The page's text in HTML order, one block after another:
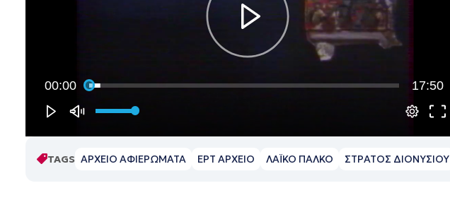
00:00 17:50
TAGS ΑΡΧΕΙΟ ΑΦΙΕΡΩΜΑΤΑ ΕΡΤ ΑΡΧΕΙΟ ΛΑΪΚΟ ΠΑΛΚΟ ΣΤΡΑΤΟΣ ΔΙΟΝΥΣΙΟΥ